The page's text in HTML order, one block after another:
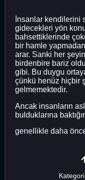
İnsanlar kendilerini
gidecekleri yön
bahsettiklerinde
bir hamle
arar. Sanki her
birdenbire bariz
gibi. Bu duygu
çünkü henüz hiçbir
gelmemektedir.
Ancak insanların
bulduklarına
genellikle daha